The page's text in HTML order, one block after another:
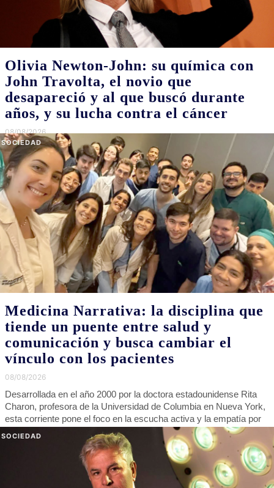
Olivia Newton-John: su química con
John Travolta, el novio que
desapareció y al que buscó durante
años, y su lucha contra el cáncer
08/08/2026
La actriz y cantante murió el 8 de agosto de 2022, a los 73 años,
después de más de tres décadas de lucha contra el cáncer de
mama. Sus grandes amores, la insólita desaparición de su pareja
durante una excursión de pesca que la dejó devastada y el
vínculo que mantuvo hasta el final con su coprotagonista de
"Grease"
SOCIEDAD
Medicina Narrativa: la disciplina que
tiende un puente entre salud y
comunicación y busca cambiar el
vínculo con los pacientes